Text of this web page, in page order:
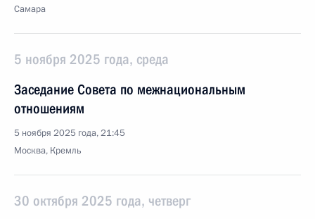
Самара
5 ноября 2025 года, среда
Заседание Совета по межнациональным
отношениям
5 ноября 2025 года, 21:45
Москва, Кремль
30 октября 2025 года, четверг